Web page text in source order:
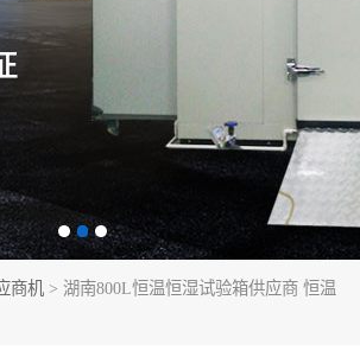
商机 > 湖南800L恒温恒湿试验箱供应商 恒温